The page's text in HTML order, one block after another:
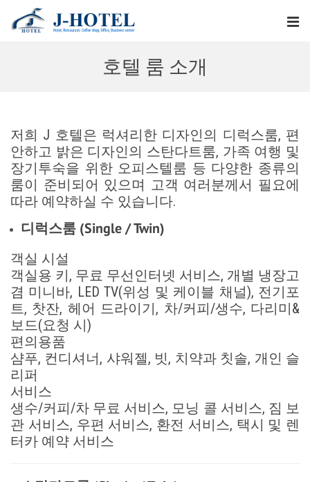
호텔 룸 소개
저희 J 호텔은 럭셔리한 디자인의 디럭스룸, 편
안하고 밝은 디자인의 스탄다트룸, 가족 여행 및
장기투숙을 위한 오피스텔룸 등 다양한 종류의
룸이 준비되어 있으며 고객 여러분께서 필요에
따라 예약하실 수 있습니다.
디럭스룸 (Single / Twin)
객실 시설
객실용 키, 무료 무선인터넷 서비스, 개별 냉장고
겸 미니바, LED TV(위성 및 케이블 채널), 전기포
트, 찻잔, 헤어 드라이기, 차/커피/생수, 다리미&
보드(요청 시)
편의용품
샴푸, 컨디셔너, 샤워젤, 빗, 치약과 칫솔, 개인 슬
리퍼
서비스
생수/커피/차 무료 서비스, 모닝 콜 서비스, 짐 보
관 서비스, 우편 서비스, 환전 서비스, 택시 및 렌
터카 예약 서비스